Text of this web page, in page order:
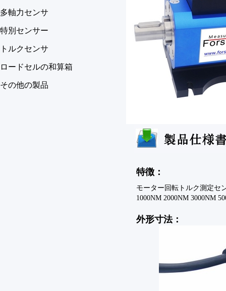
多軸力センサ
特別センサー
トルクセンサ
ロードセルの和算箱
その他の製品
特徴：
モーター回転トルク測定セ
1000NM 2000NM 3000NM
外形寸法：